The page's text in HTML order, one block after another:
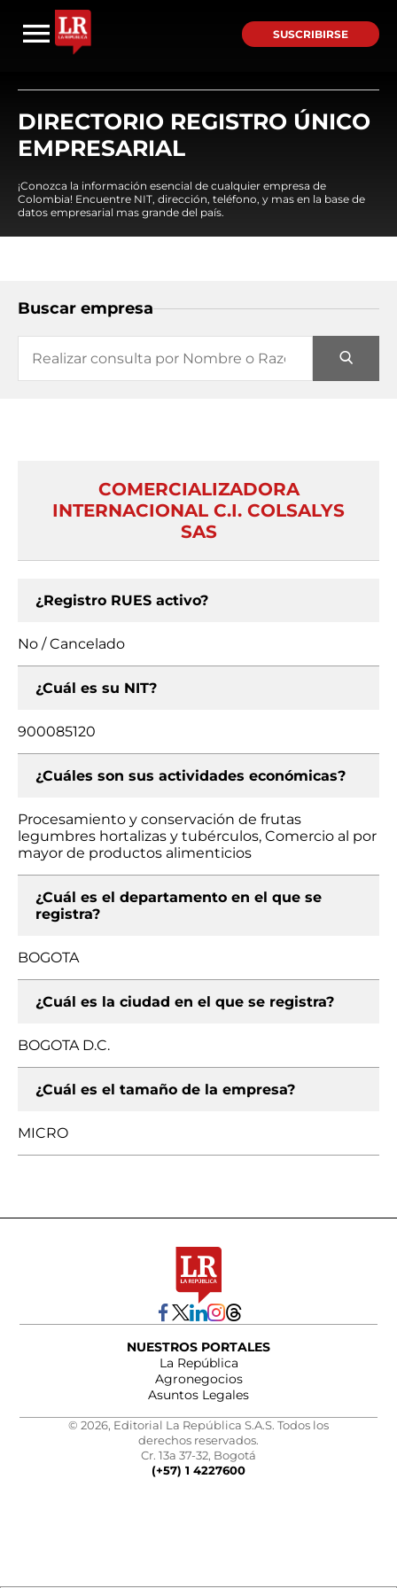
SUSCRIBIRSE
DIRECTORIO REGISTRO ÚNICO
EMPRESARIAL
¡Conozca la información esencial de cualquier empresa de
Colombia! Encuentre NIT, dirección, teléfono, y mas en la base de
datos empresarial mas grande del país.
Buscar empresa
COMERCIALIZADORA
INTERNACIONAL C.I. COLSALYS
SAS
¿Registro RUES activo?
No / Cancelado
¿Cuál es su NIT?
900085120
¿Cuáles son sus actividades económicas?
Procesamiento y conservación de frutas
legumbres hortalizas y tubérculos, Comercio al por
mayor de productos alimenticios
¿Cuál es el departamento en el que se
registra?
BOGOTA
¿Cuál es la ciudad en el que se registra?
BOGOTA D.C.
¿Cuál es el tamaño de la empresa?
MICRO
NUESTROS PORTALES
La República
Agronegocios
Asuntos Legales
© 2026, Editorial La República S.A.S. Todos los
derechos reservados.
Cr. 13a 37-32, Bogotá
(+57) 1 4227600